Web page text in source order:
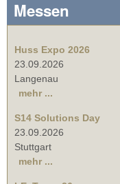
Messen
Huss Expo 2026
23.09.2026
Langenau
mehr ...
S14 Solutions Day
23.09.2026
Stuttgart
mehr ...